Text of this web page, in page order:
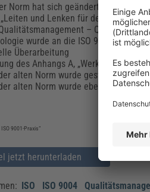
Norm hat sich geändert:
und Lenken für den
– Qualität
wurde an die ISO 9000:2015-11
Überarbeitung
des Anhangs A, „Werkzeug zur
alten Norm wurde gestrichen, um
alten Norm wurde ebenfalls
9001-Praxis“
jetzt herunterladen
ISO ISO 9004